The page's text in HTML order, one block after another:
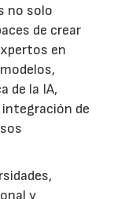
no solo
de crear
en
de la IA,
de
y